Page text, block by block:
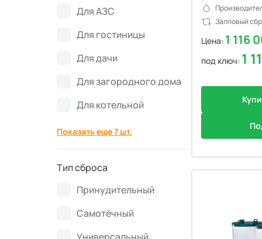
Септики Flotenk STA
Септики Топас-С 34
Септики Оптима
Септики БиоДека
Септики Генезис
Для АЗС
Для гостиницы
Для дачи
Для загородного дома
Для котельной
Показать еще 7 шт.
Тип сброса
Принудительный
Самотёчный
Залповый
Цена: 1 116
под ключ: 1